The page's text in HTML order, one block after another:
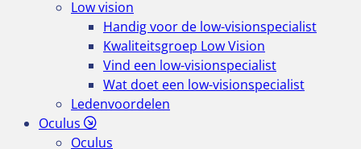
Low vision
Handig voor de low-visionspecialist
Kwaliteitsgroep Low Vision
Vind een low-visionspecialist
Wat doet een low-visionspecialist
Ledenvoordelen
Oculus
Oculus